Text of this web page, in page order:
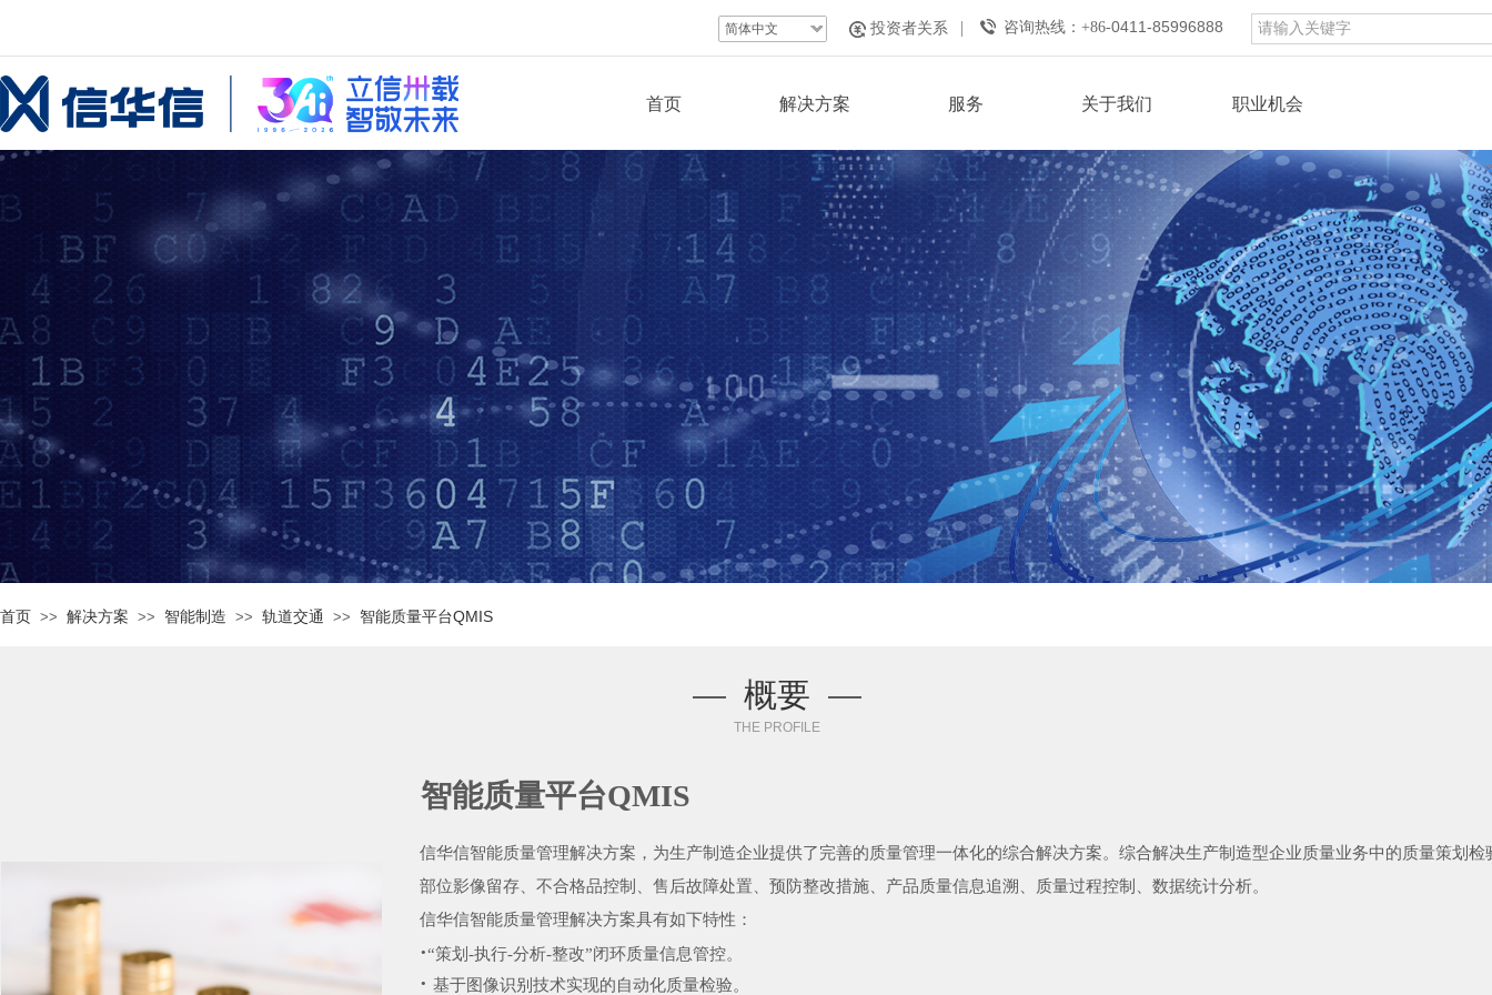
投资者关系
简体中文 咨询热线： +86-0411-85996888
首页 解决方案 服务 关于我们 职业机会
首页 >> 解决方案 >> 智能制造 >> 轨道交通 >> 智能质量平台QMIS
信华信智能质量管理解决方案，为生产制造企业提供了完善的质量管理一体化的综合解决方案。综合解决生产制造型企业质量业务中的质量策划检
部位影像留存、不合格品控制、售后故障处置、预防整改措施、产品质量信息追溯、质量过程控制、数据统计分析。
信华信智能质量管理解决方案具有如下特性：
·“策划-执行-分析-整改”闭环质量信息管控。
· 基于图像识别技术实现的自动化质量检验。
— 概要 —
THE PROFILE
智能质量平台QMIS